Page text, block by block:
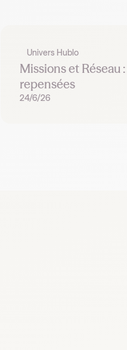
Univers Hublo
Missions et Réseau
repensées
24/6/26